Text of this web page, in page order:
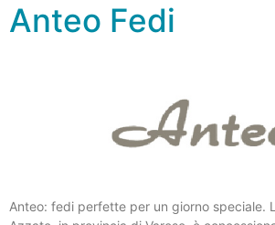
Anteo Fedi
Anteo: fedi perfette per un giorno speciale.